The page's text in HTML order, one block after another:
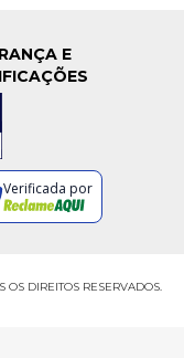
E
Verificada por
OS DIREITOS RESERVADOS.